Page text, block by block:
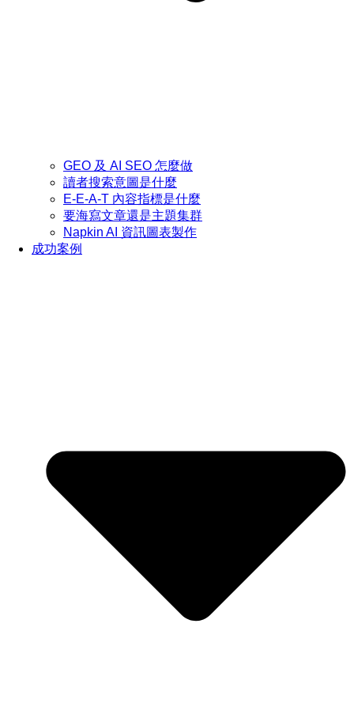
GEO 及 AI SEO 怎麼做
讀者搜索意圖是什麼
E-E-A-T 內容指標是什麼
要海寫文章還是主題集群
Napkin AI 資訊圖表製作
成功案例